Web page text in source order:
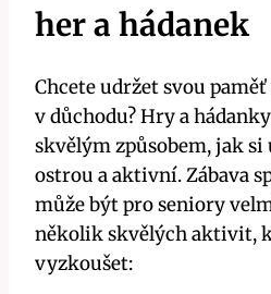
her a hádanek
Chcete udržet svou
v důchodu? Hry a
skvělým způsobem, jak
ostrou a aktivní. Zábava
může být pro seniory
několik skvělých aktivit,
vyzkoušet: